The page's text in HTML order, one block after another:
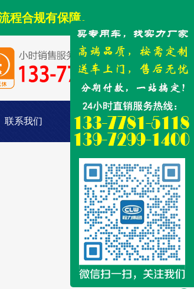
程合规有保障。
联系我们